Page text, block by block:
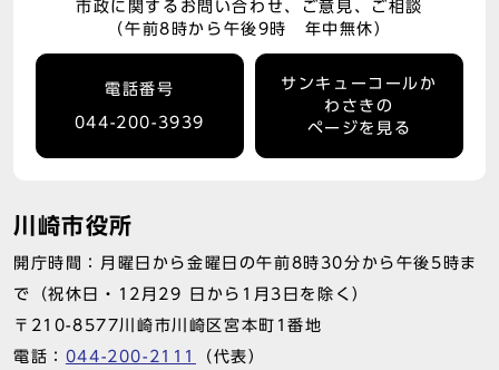
市政に関するお問い合わせ、ご意見、ご相談
（午前8時から午後9時 年中無休）
電話番号
044-200-3939
サンキューコールか
わさきの
ページを見る
川崎市役所
開庁時間：月曜日から金曜日の午前8時30分から午後5時ま
で（祝休日・12月29 日から1月3日を除く）
〒210-8577川崎市川崎区宮本町1番地
電話： 044-200-2111 （代表）